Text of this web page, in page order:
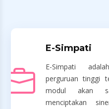
E-Simpati
E-Simpati
perguruan tinggi
modul akan
menciptakan